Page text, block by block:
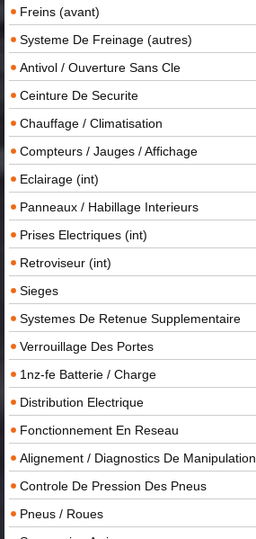
Freins (avant)
Systeme De Freinage (autres)
Antivol / Ouverture Sans Cle
Ceinture De Securite
Chauffage / Climatisation
Compteurs / Jauges / Affichage
Eclairage (int)
Panneaux / Habillage Interieurs
Prises Electriques (int)
Retroviseur (int)
Sieges
Systemes De Retenue Supplementaire
Verrouillage Des Portes
1nz-fe Batterie / Charge
Distribution Electrique
Fonctionnement En Reseau
Alignement / Diagnostics De Manipulation
Controle De Pression Des Pneus
Pneus / Roues